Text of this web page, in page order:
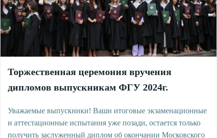
Торжественная церемония вручения
дипломов выпускникам ФГУ 2024г.
Уважаемые выпускники! Ваши итоговые экзаменационные
и аттестационные испытания уже позади, остается только
получить заслуженный диплом об окончании Московского